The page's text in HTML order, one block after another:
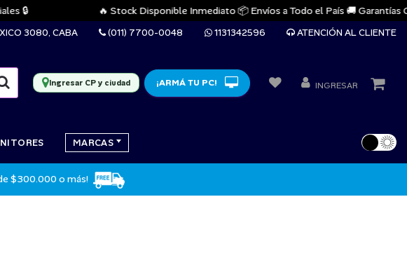
🔒 🔥 Stock Disponible Inmediato 📦 Envíos a Todo el País 🚚 Garantías
3080, CABA (011) 7700-0048 1131342596 ATENCIÓN AL CLIENTE
Ingresar CP y ciudad ¡ARMÁ TU PC! INGRESAR
MARCAS
$300.000 o más!